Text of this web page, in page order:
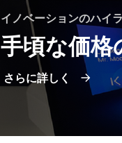
イノベーションのハイ
手頃な価
さらに詳しく